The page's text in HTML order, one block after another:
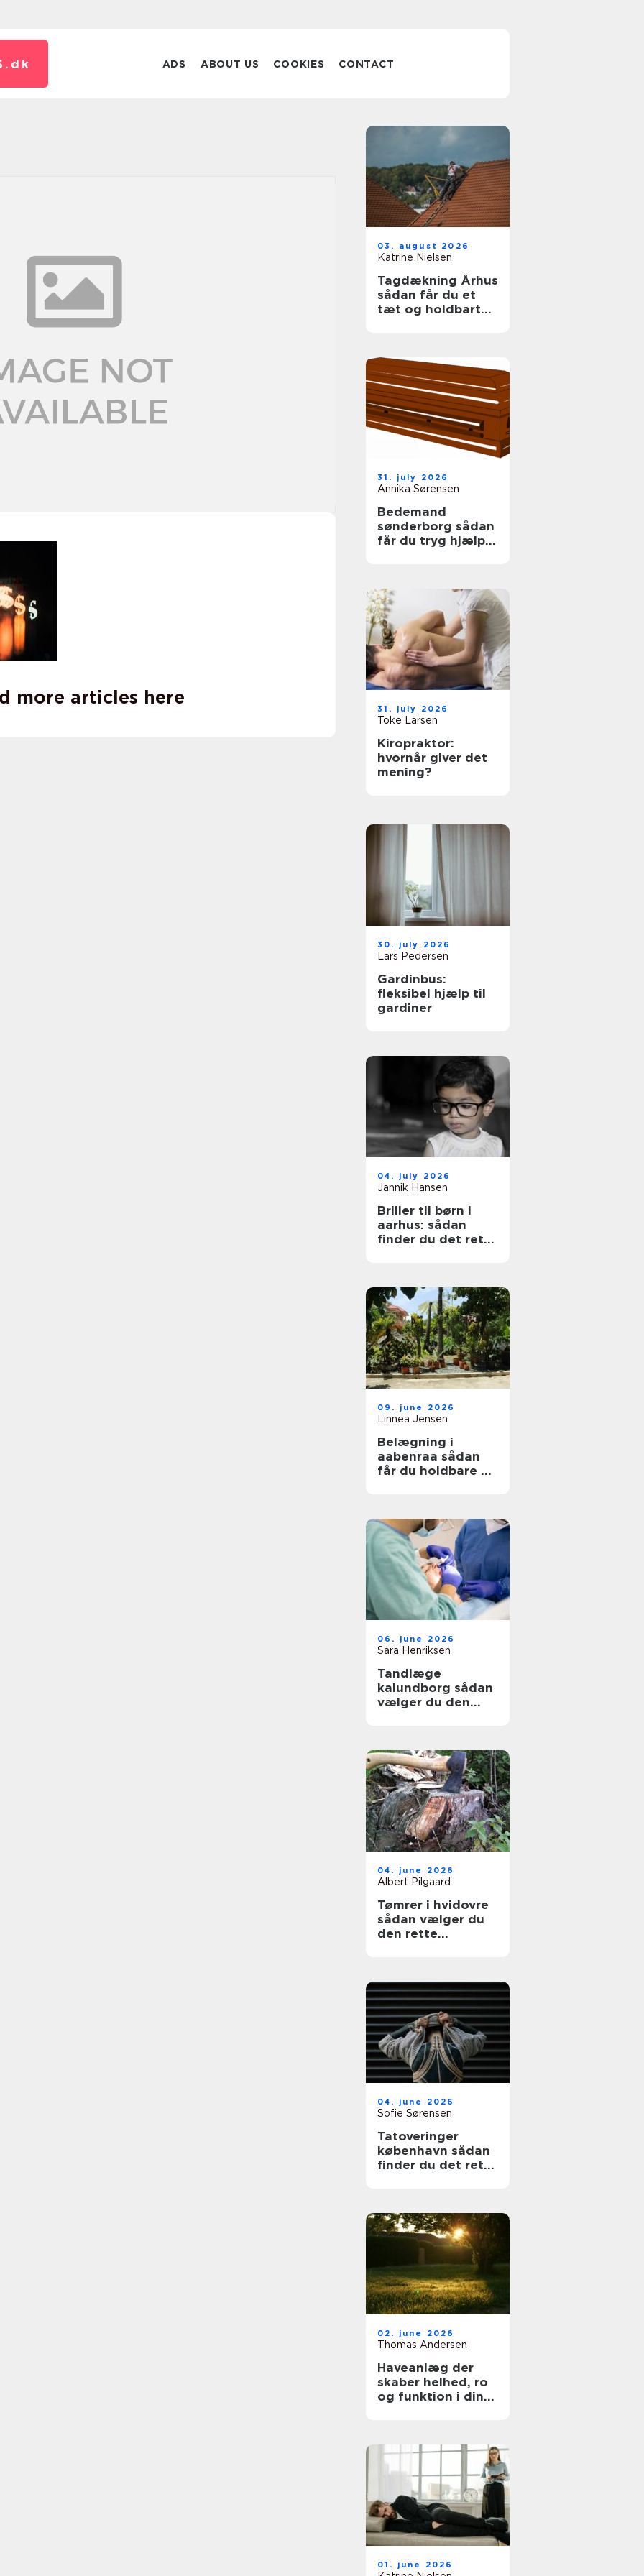
dk ADS ABOUT US COOKIES CONTACT
more articles here
03. august 2026
Katrine Nielsen
Tagdækning Århus
sådan får du et
tæt og holdbart
31. july 2026
Annika Sørensen
Bedemand
sønderborg sådan
får du tryg hjælp i
31. july 2026
Toke Larsen
Kiropraktor:
hvornår giver det
mening?
30. july 2026
Lars Pedersen
Gardinbus:
fleksibel hjælp til
gardiner
04. july 2026
Jannik Hansen
Briller til børn i
aarhus: sådan
finder du det rette
09. june 2026
Linnea Jensen
Belægning i
aabenraa sådan
får du holdbare og
06. june 2026
Sara Henriksen
Tandlæge
kalundborg sådan
vælger du den
04. june 2026
Albert Pilgaard
Tømrer i hvidovre
sådan vælger du
den rette
04. june 2026
Sofie Sørensen
Tatoveringer
københavn sådan
finder du det rette
02. june 2026
Thomas Andersen
Haveanlæg der
skaber helhed, ro
og funktion i din
01. june 2026